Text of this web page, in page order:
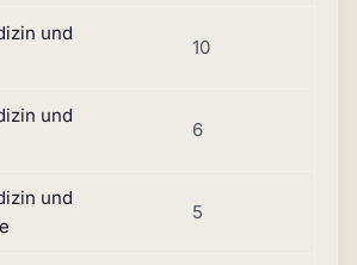
und
10
und
6
und
5